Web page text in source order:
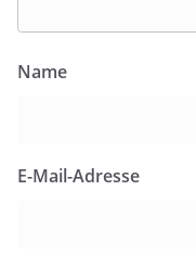
Name
E-Mail-Adresse